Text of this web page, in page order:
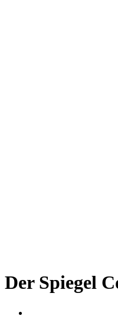
Der Spiegel